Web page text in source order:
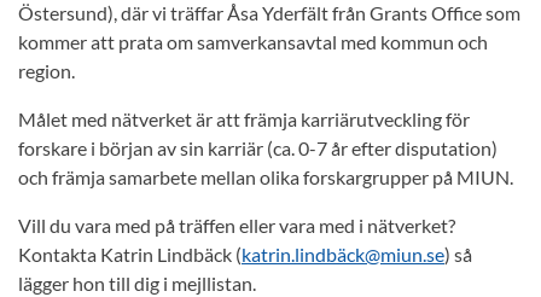
Östersund), där vi träffar Åsa Yderfält från Grants Office som
kommer att prata om samverkansavtal med kommun och
region.
Målet med nätverket är att främja karriärutveckling för
forskare i början av sin karriär (ca. 0-7 år efter disputation)
och främja samarbete mellan olika forskargrupper på MIUN.
Vill du vara med på träffen eller vara med i nätverket?
Kontakta Katrin Lindbäck (katrin.lindbäck@miun.se) så
lägger hon till dig i mejllistan.